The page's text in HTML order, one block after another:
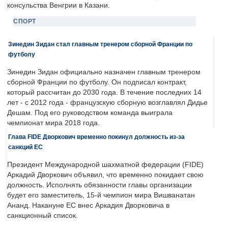
консульства Венгрии в Казани.
СПОРТ
Зинедин Зидан стал главным тренером сборной Франции по
футболу
Зинедин Зидан официально назначен главным тренером
сборной Франции по футболу. Он подписал контракт,
который рассчитан до 2030 года. В течение последних 14
лет - с 2012 года - французскую сборную возглавлял Дидье
Дешам. Под его руководством команда выиграла
чемпионат мира 2018 года.
Глава FIDE Дворкович временно покинул должность из-за
санкций ЕС
Президент Международной шахматной федерации (FIDE)
Аркадий Дворкович объявил, что временно покидает свою
должность. Исполнять обязанности главы организации
будет его заместитель, 15-й чемпион мира Вишванатан
Ананд. Накануне ЕС внес Аркадия Дворковича в
санкционный список.